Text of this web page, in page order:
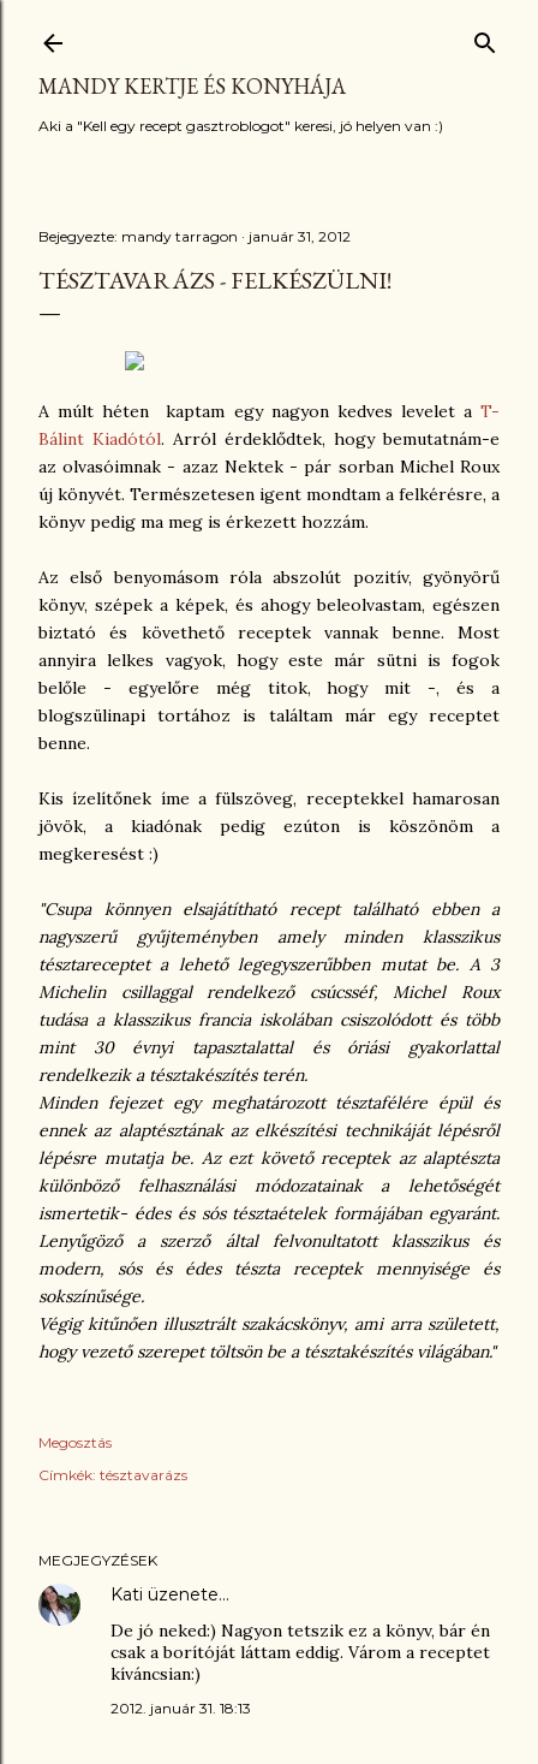
MANDY KERTJE ÉS KONYHÁJA
Aki a "Kell egy recept gasztroblogot" keresi, jó helyen van :)
Bejegyezte: mandy tarragon január 31, 2012
TÉSZTAVARÁZS - FELKÉSZÜLNI!
A múlt héten kaptam egy nagyon kedves levelet a T-
Bálint Kiadótól. Arról érdeklődtek, hogy bemutatnám-e
az olvasóimnak - azaz Nektek - pár sorban Michel Roux
új könyvét. Természetesen igent mondtam a felkérésre, a
könyv pedig ma meg is érkezett hozzám.
Az első benyomásom róla abszolút pozitív, gyönyörű
könyv, szépek a képek, és ahogy beleolvastam, egészen
biztató és követhető receptek vannak benne. Most
annyira lelkes vagyok, hogy este már sütni is fogok
belőle - egyelőre még titok, hogy mit -, és a
blogszülinapi tortához is találtam már egy receptet
benne.
Kis ízelítőnek íme a fülszöveg, receptekkel hamarosan
jövök, a kiadónak pedig ezúton is köszönöm a
megkeresést :)
"Csupa könnyen elsajátítható recept található ebben a
nagyszerű gyűjteményben amely minden klasszikus
tésztareceptet a lehető legegyszerűbben mutat be. A 3
Michelin csillaggal rendelkező csúcsséf, Michel Roux
tudása a klasszikus francia iskolában csiszolódott és több
mint 30 évnyi tapasztalattal és óriási gyakorlattal
rendelkezik a tésztakészítés terén.
Minden fejezet egy meghatározott tésztafélére épül és
ennek az alaptésztának az elkészítési technikáját lépésről
lépésre mutatja be. Az ezt követő receptek az alaptészta
különböző felhasználási módozatainak a lehetőségét
ismertetik- édes és sós tésztaételek formájában egyaránt.
Lenyűgöző a szerző által felvonultatott klasszikus és
modern, sós és édes tészta receptek mennyisége és
sokszínűsége.
Végig kitűnően illusztrált szakácskönyv, ami arra született,
hogy vezető szerepet töltsön be a tésztakészítés világában."
Megosztás
Címkék: tésztavarázs
MEGJEGYZÉSEK
Kati üzenete…
De jó neked:) Nagyon tetszik ez a könyv, bár én
csak a borítóját láttam eddig. Várom a receptet
kíváncsian:)
2012. január 31. 18:13